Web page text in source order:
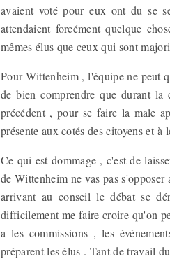
avaient voté pour eux ont du se
attendaient forcément quelque
mêmes élus que ceux qui sont
Pour Wittenheim , l'équipe ne peut
de bien comprendre que durant la
précédent , pour se faire la male
présente aux cotés des citoyens et à
Ce qui est dommage , c'est de
de Wittenheim ne vas pas
arrivant au conseil le débat se
difficilement me faire croire qu'on
a les commissions , les
préparent les élus . Tant de travail